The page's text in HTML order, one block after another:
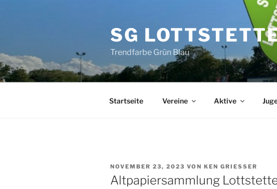
SG
Trendfarbe Grün Blau
Startseite Vereine Aktive
VERÖFFENTLICHT
AM
NOVEMBER 23, 2023 VON KEN GRIESSER
Altpapiersammlung